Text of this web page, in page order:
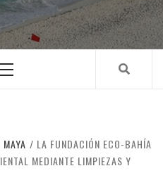
Menu
LA FUNDACIÓN ECO-BAHÍA
MEDIANTE LIMPIEZAS Y